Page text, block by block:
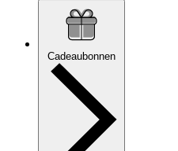
Cadeaubonnen